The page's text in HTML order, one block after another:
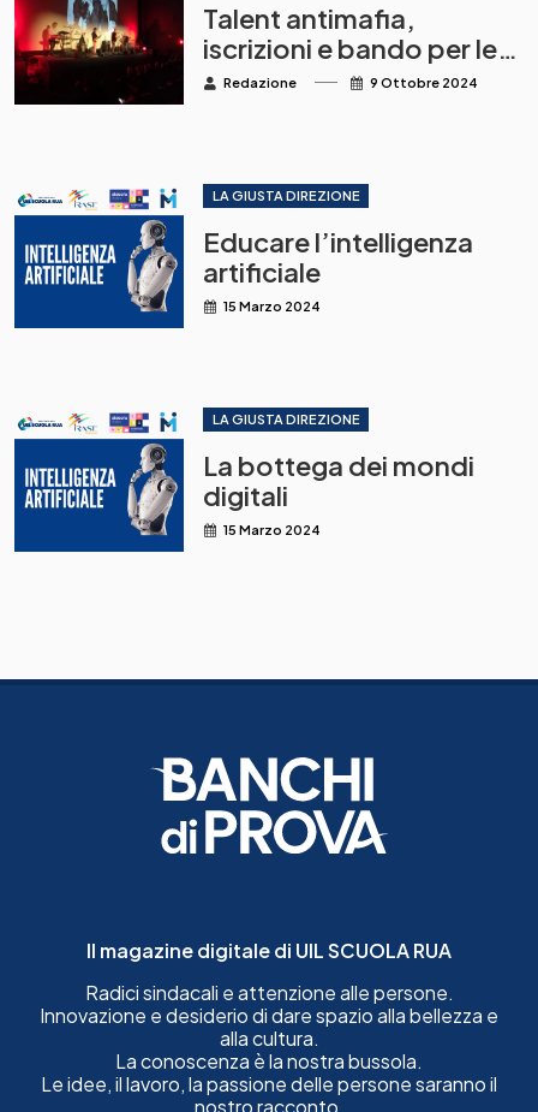
Talent antimafia,
iscrizioni e bando per le
scuole
Redazione 9 Ottobre 2024
LA GIUSTA DIREZIONE
Educare l’intelligenza
artificiale
15 Marzo 2024
LA GIUSTA DIREZIONE
La bottega dei mondi
digitali
15 Marzo 2024
Il magazine digitale di UIL SCUOLA RUA
Radici sindacali e attenzione alle persone.
Innovazione e desiderio di dare spazio alla bellezza e
alla cultura.
La conoscenza è la nostra bussola.
Le idee, il lavoro, la passione delle persone saranno il
nostro racconto.